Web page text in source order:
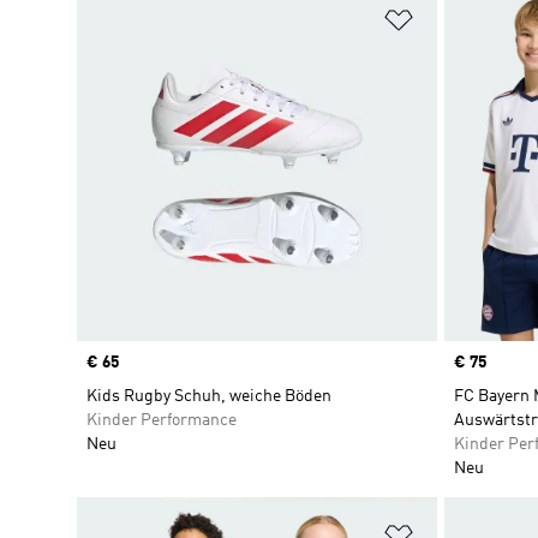
Zur
Price
€ 65
Kids Rugby Schuh, weiche Böden
Kinder Performance
Neu
Price
€ 75
FC Bayern
Kinder
Neu
Zur